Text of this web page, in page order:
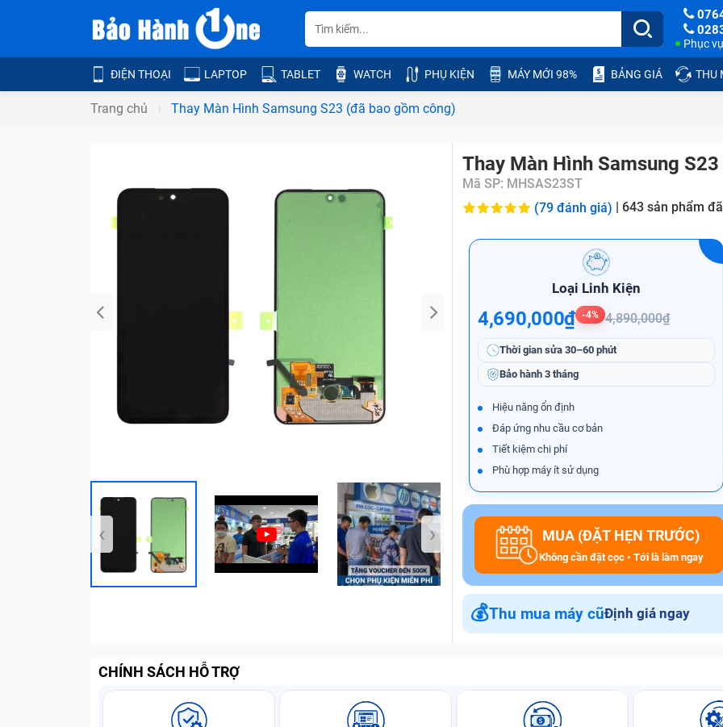
Phục
ĐIỆN THOẠI LAPTOP TABLET WATCH PHỤ KIỆN MÁY MỚI 98% BẢNG GIÁ THU
Trang chủ Thay Màn Hình Samsung S23 (đã bao gồm công)
Bảo Hành One
‹ ›
Thay Màn Hình Samsung
Mã SP: MHSAS23ST
(79 đánh giá) | 643 sản phẩm
Loại Linh Kiện
4,690,000₫ -4% 4,890,000₫
Thời gian sửa 30–60 phút
Bảo hành 3 tháng
Hiệu năng ổn định
Đáp ứng nhu cầu cơ bản
Tiết kiệm chi phí
Phù hợp máy ít sử dụng
MUA (ĐẶT HẸN TRƯỚC)
Không cần đặt cọc • Tới là làm ngay
💰Thu mua máy cũĐịnh giá ngay
CHÍNH SÁCH HỖ TRỢ